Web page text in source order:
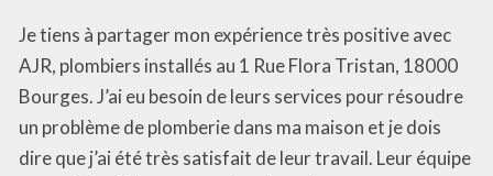
Je tiens à partager mon expérience très positive avec
AJR, plombiers installés au 1 Rue Flora Tristan, 18000
Bourges. J’ai eu besoin de leurs services pour résoudre
un problème de plomberie dans ma maison et je dois
dire que j’ai été très satisfait de leur travail. Leur équipe